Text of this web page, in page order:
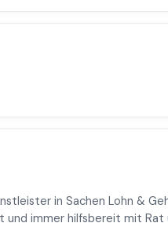
in Sachen Lohn &
immer hilfsbereit mit Rat